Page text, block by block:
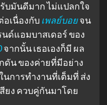
บมันดีมาก ไม่แปลกใจ
อเนื่องกับ เพลย์บอยจน
นด์แอมบาสเดอร์ ของ
จากนั้น เธอเองก็มี ผล
ดัน ของค่ายที่มีอย่าง
นการทำงานที่เต็มที่ ส่ง
ยง ควบคู่กันมาโดย